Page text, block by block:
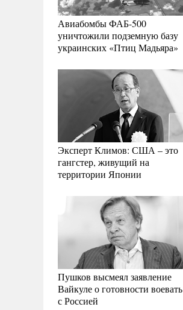
Авиабомбы ФАБ-500
уничтожили подземную базу
украинских «Птиц Мадьяра»
Эксперт Климов: США – это
гангстер, живущий на
территории Японии
Пушков высмеял заявление
Вайкуле о готовности воевать
с Россией